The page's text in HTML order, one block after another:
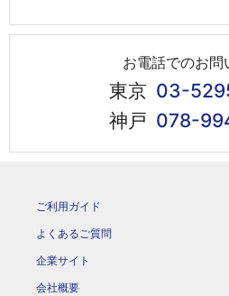
お電話でのお問
東京 03-
神戸 078-
ご利用ガイド
よくあるご質問
企業サイト
会社概要